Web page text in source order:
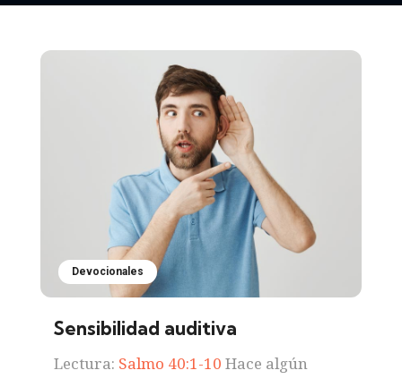
Devocionales
Sensibilidad auditiva
Lectura: Salmo 40:1-10 Hace algún